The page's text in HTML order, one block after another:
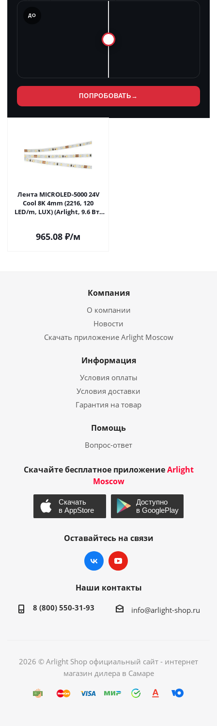
ДО
ПОПРОБОВАТЬ →
Лента MICROLED-5000 24V
Cool 8K 4mm (2216, 120
LED/m, LUX) (Arlight, 9.6 Вт/
965.08 ₽/м
Компания
О компании
Новости
Скачать приложение Arlight Moscow
Информация
Условия оплаты
Условия доставки
Гарантия на товар
Помощь
Вопрос-ответ
Скачайте бесплатное приложениеArlight
Moscow
Оставайтесь на связи
Наши контакты
8 (800) 550-31-93 info@arlight-shop.ru
2026 © Arlight Shop официальный сайт - интернет
магазин дилера в Самаре